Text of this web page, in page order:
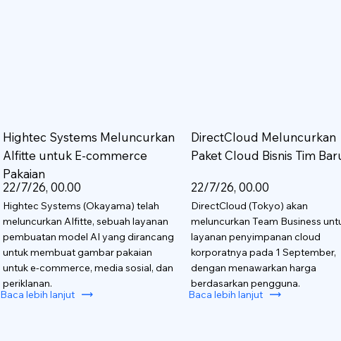
Hightec Systems Meluncurkan
AIfitte untuk E-commerce
Pakaian
22/7/26, 00.00
Hightec Systems (Okayama) telah
meluncurkan AIfitte, sebuah layanan
pembuatan model AI yang dirancang
untuk membuat gambar pakaian
untuk e-commerce, media sosial, dan
periklanan.
Baca lebih lanjut
DirectCloud Meluncurkan
Paket Cloud Bisnis Tim
22/7/26, 00.00
DirectCloud (Tokyo) akan
meluncurkan Team Business
layanan penyimpanan cloud
korporatnya pada 1 September,
dengan menawarkan harga
berdasarkan pengguna.
Baca lebih lanjut